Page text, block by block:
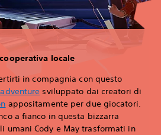
locale
in compagnia con questo
sviluppato dai creatori di
appositamente per due giocatori.
a fianco in questa bizzarra
umani Cody e May trasformati in